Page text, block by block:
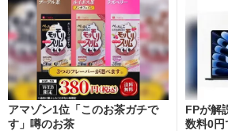
アマゾン1位「このお茶ガチで
す」噂のお茶
FPが解
数料0円